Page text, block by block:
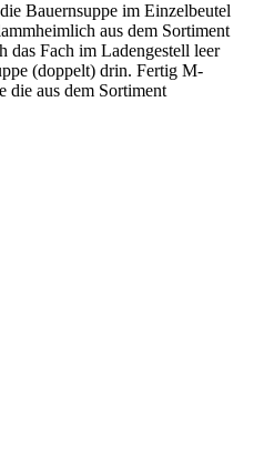
Bauernsuppe im Einzelbeutel
aus dem Sortiment
das Fach im Ladengestell leer
(doppelt) drin. Fertig M-
die aus dem Sortiment